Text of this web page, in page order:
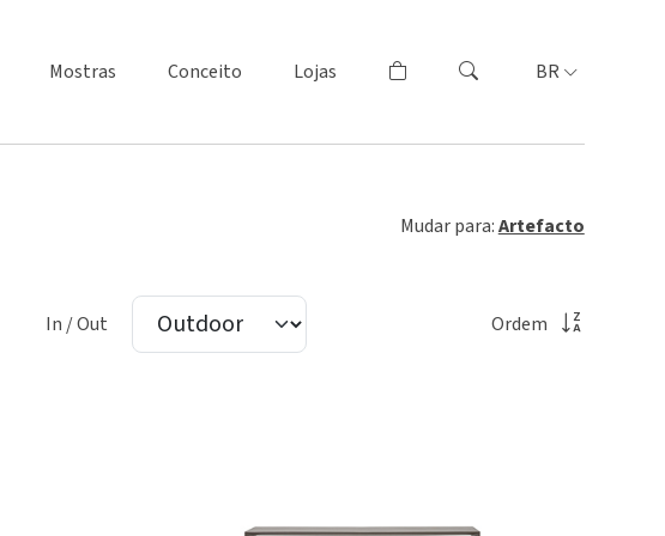
Mostras Conceito Lojas BR
Mudar para:Artefacto
In / Out Ordem